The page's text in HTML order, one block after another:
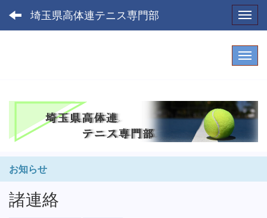
埼玉県高体連テニス専門部
お知らせ
諸連絡